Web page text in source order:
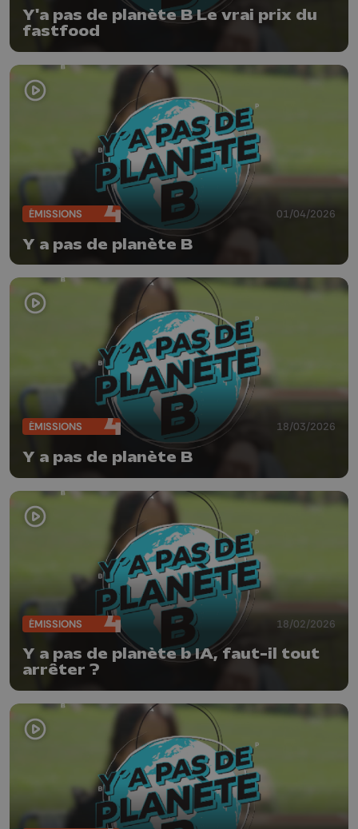
Y'a pas de planète B Le vrai prix du
fastfood
ÉMISSIONS 01/04/2026
Y a pas de planète B
ÉMISSIONS 18/03/2026
Y a pas de planète B
ÉMISSIONS 18/02/2026
Y a pas de planète b IA, faut-il tout
arrêter ?